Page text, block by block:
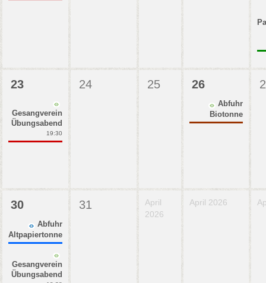
23
Gesangverein
Übungsabend
19:30
24 25 26
Abfuhr
Biotonne
30
Abfuhr
Altpapiertonne
Gesangverein
Übungsabend
31
April
2026
April 2026